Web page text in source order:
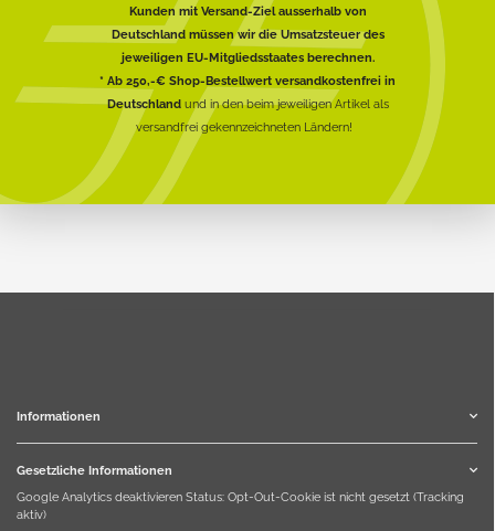
Kunden mit Versand-Ziel ausserhalb von
Deutschland müssen wir die Umsatzsteuer des
jeweiligen EU-Mitgliedsstaates berechnen.
* Ab 250,-€ Shop-Bestellwert versandkostenfrei in
Deutschlandund in den beim jeweiligen Artikel als
versandfrei gekennzeichneten Ländern!
Informationen
Gesetzliche Informationen
Google Analytics deaktivieren Status: Opt-Out-Cookie ist nicht gesetzt (Tracking
aktiv)